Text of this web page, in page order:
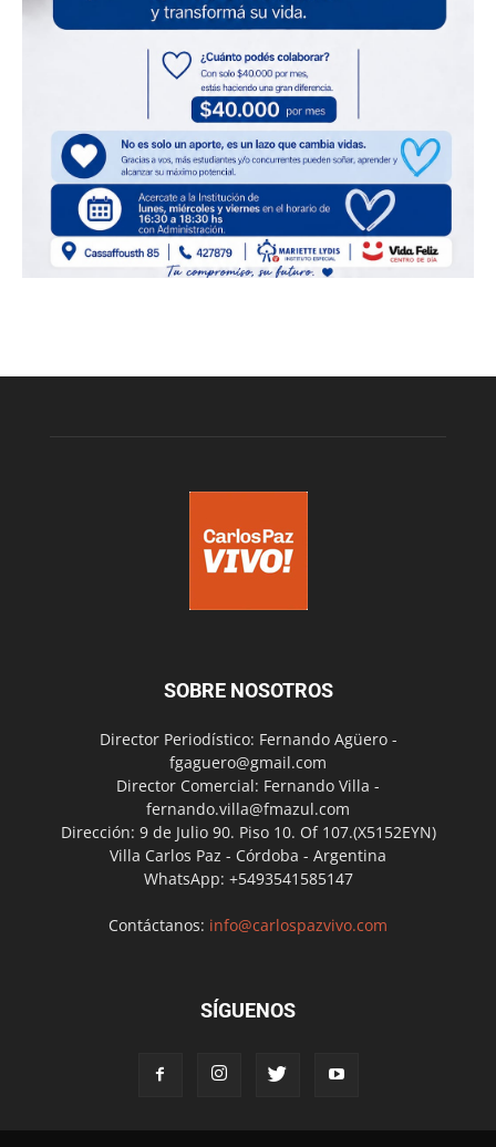
SOBRE NOSOTROS
Director Periodístico: Fernando Agüero -
fgaguero@gmail.com
Director Comercial: Fernando Villa -
fernando.villa@fmazul.com
Dirección: 9 de Julio 90. Piso 10. Of 107.(X5152EYN)
Villa Carlos Paz - Córdoba - Argentina
WhatsApp: +5493541585147
Contáctanos: info@carlospazvivo.com
SÍGUENOS